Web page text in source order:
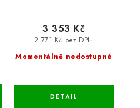
Momentálně nedostupné
2 771 Kč bez DPH
3 353 Kč